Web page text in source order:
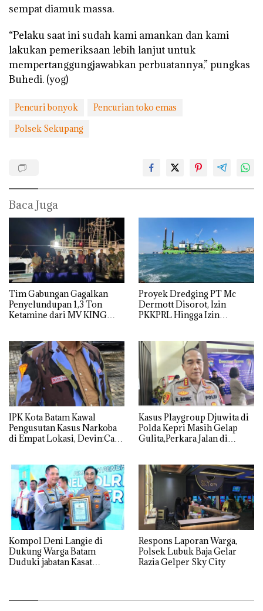
sempat diamuk massa.
“Pelaku saat ini sudah kami amankan dan kami
lakukan pemeriksaan lebih lanjut untuk
mempertanggungjawabkan perbuatannya,” pungkas
Buhedi. (yog)
Pencuri bonyok
Pencurian toko emas
Polsek Sekupang
Baca Juga
Tim Gabungan Gagalkan
Penyelundupan 1,3 Ton
Ketamine dari MV KING
Proyek Dredging PT Mc
Dermott Disorot, Izin
PKKPRL Hingga Izin
IPK Kota Batam Kawal
Pengusutan Kasus Narkoba
di Empat Lokasi, Devin:Cari
Kasus Playgroup Djuwita di
Polda Kepri Masih Gelap
Gulita,Perkara Jalan di
Kompol Deni Langie di
Dukung Warga Batam
Duduki jabatan Kasat
Respons Laporan Warga,
Polsek Lubuk Baja Gelar
Razia Gelper Sky City